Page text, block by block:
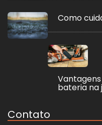
Como
bateria na
Contato